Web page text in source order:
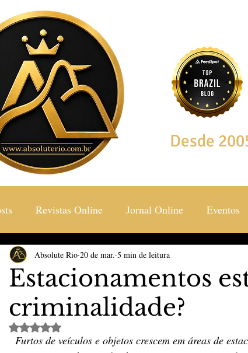
Desde
Revistas Online Jornal Online Eventos
& Turismo Social & Estilos
Revistas The Vip Club Business
Esporte & Lazer
Estacionamentos
criminalidade?
Absolute Rio 20 de mar. 5 min de leitura
Avaliado com NaN de 5 estrelas.
Furtos de veículos e objetos crescem em áreas de